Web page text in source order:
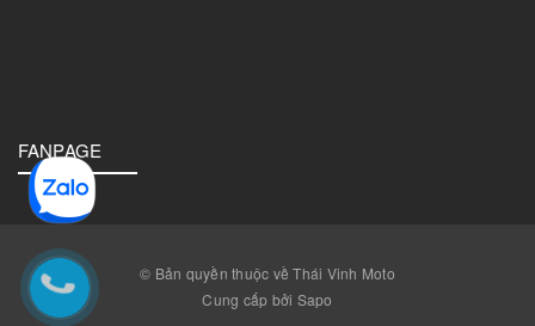
FANPAGE
© Bản quyền thuộc về Thái Vinh Moto
Cung cấp bởi Sapo